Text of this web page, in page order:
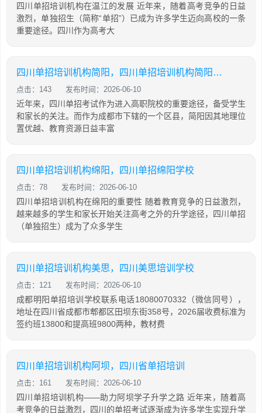
四川单招培训机构在温江的发展 近年来，随着高考竞争的日益
激烈，单独招生（简称“单招”）已成为许多学生迈向高校的一条
重要途径。四川作为高考大
四川单招培训机构简阳，四川单招培训机构简阳地址
点击：143 发布时间：2026-06-10
近年来，四川单招考试作为进入高职院校的重要途径，备受学生
和家长的关注。而作为成都市下辖的一个区县，简阳因其地理位
置优越、教育资源日益丰富
四川单招培训机构绵阳，四川单招绵阳学校
点击：78 发布时间：2026-06-10
四川单招培训机构在绵阳的重要性 随着教育竞争的日益激烈，
越来越多的学生和家长开始关注高考之外的升学途径，四川单招
（单独招生）成为了众多学生
四川单招培训机构美思，四川美思培训学校
点击：121 发布时间：2026-06-10
成都明阳单招培训学校联系电话18080070332（微信同号），
地址在四川省成都市郫都区田坝东街358号，2026届收费标准为
签约班13800和提高班9800两种，教材费
四川单招培训机构阿坝，四川省单招培训
点击：161 发布时间：2026-06-10
四川单招培训机构——助力阿坝学子升学之路 近年来，随着高
考竞争的日益激烈，四川的单招考试逐渐成为许多学生实现升学